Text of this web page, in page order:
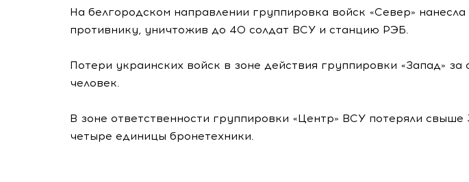
На белгородском направлении группировка войск «Север»
противнику, уничтожив до 40 солдат ВСУ и станцию РЭБ.
Потери украинских войск в зоне действия группировки «Запад» за
человек.
В зоне ответственности группировки «Центр» ВСУ потеряли свыше
четыре единицы бронетехники.